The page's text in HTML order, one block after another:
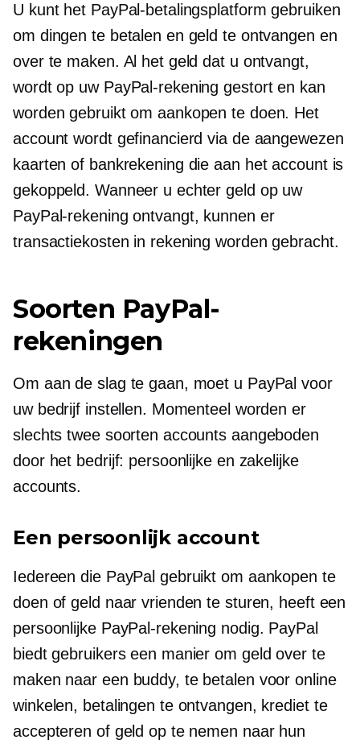
U kunt het PayPal-betalingsplatform gebruiken
om dingen te betalen en geld te ontvangen en
over te maken. Al het geld dat u ontvangt,
wordt op uw PayPal-rekening gestort en kan
worden gebruikt om aankopen te doen. Het
account wordt gefinancierd via de aangewezen
kaarten of bankrekening die aan het account is
gekoppeld. Wanneer u echter geld op uw
PayPal-rekening ontvangt, kunnen er
transactiekosten in rekening worden gebracht.
Soorten PayPal-
rekeningen
Om aan de slag te gaan, moet u PayPal voor
uw bedrijf instellen. Momenteel worden er
slechts twee soorten accounts aangeboden
door het bedrijf: persoonlijke en zakelijke
accounts.
Een persoonlijk account
Iedereen die PayPal gebruikt om aankopen te
doen of geld naar vrienden te sturen, heeft een
persoonlijke PayPal-rekening nodig. PayPal
biedt gebruikers een manier om geld over te
maken naar een buddy, te betalen voor online
winkelen, betalingen te ontvangen, krediet te
accepteren of geld op te nemen naar hun